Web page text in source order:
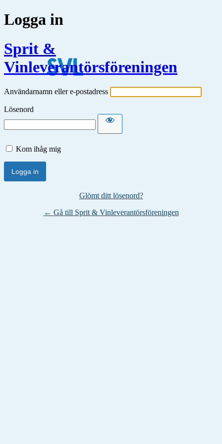
Logga in
Sprit &
Vinleverantörsföreningen
Användarnamn eller e-postadress
Lösenord
Kom ihåg mig
Glömt ditt lösenord?
← Gå till Sprit & Vinleverantörsföreningen